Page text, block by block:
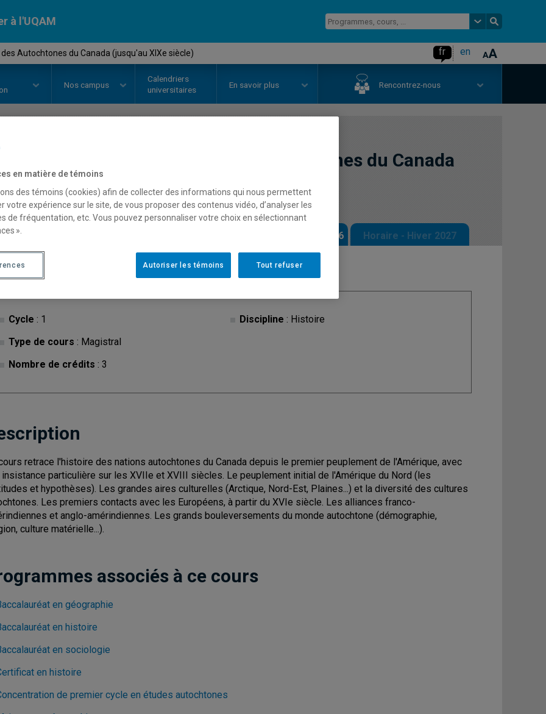
à l'UQAM
Autochtones du Canada (jusqu'au XIXe siècle) fr en
Nos campus
Calendriers
universitaires
En savoir plus Rencontrez-nous
Histoire des Autochtones du Canada
(jusqu'au XIXe siècle)
Description Horaire - Automne 2026 Horaire - Hiver 2027
Cycle : 1
Type de cours : Magistral
Nombre de crédits : 3
Discipline : Histoire
retrace l'histoire des nations autochtones du Canada depuis le premier peuplement de l'Amérique, avec
insistance particulière sur les XVIIe et XVIII siècles. Le peuplement initial de l'Amérique du Nord (les
et hypothèses). Les grandes aires culturelles (Arctique, Nord-Est, Plaines...) et la diversité des cultures
Les premiers contacts avec les Européens, à partir du XVIe siècle. Les alliances franco-
et anglo-amérindiennes. Les grands bouleversements du monde autochtone (démographie,
culture matérielle...).
associés à ce cours
en géographie
en histoire
en sociologie
en histoire
de premier cycle en études autochtones
en matière de témoins
des témoins (cookies) afin de collecter des informations qui nous permettent
votre expérience sur le site, de vous proposer des contenus vidéo, d’analyser les
de fréquentation, etc. Vous pouvez personnaliser votre choix en sélectionnant
».
Tout refuser
Autoriser les témoins